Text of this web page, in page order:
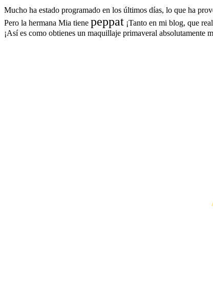
Mucho ha estado programado en los últimos días, lo que ha
Pero la hermana Mia tiene peppat ¡Tanto en mi blog, que
¡Así es como obtienes un maquillaje primaveral absolutamente